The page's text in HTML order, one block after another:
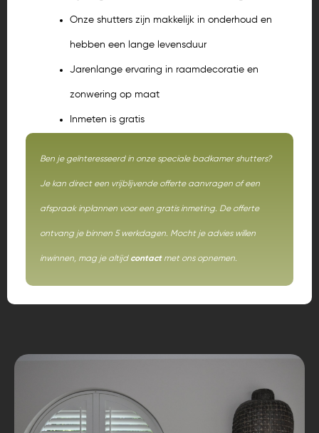
Onze shutters zijn makkelijk in onderhoud en
hebben een lange levensduur
Jarenlange ervaring in raamdecoratie en
zonwering op maat
Inmeten is gratis
Ben je geïnteresseerd in onze speciale badkamer shutters?
Je kan direct een vrijblijvende offerte aanvragen of een
afspraak inplannen voor een gratis inmeting. De offerte
ontvang je binnen 5 werkdagen. Mocht je advies willen
inwinnen, mag je altijd contactmet ons opnemen.